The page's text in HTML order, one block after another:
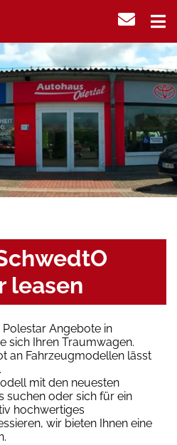
leasen
Polestar Angebote in
sich Ihren Traumwagen.
an Fahrzeugmodellen lässt
mit den neuesten
suchen oder sich für ein
hochwertiges
wir bieten Ihnen eine